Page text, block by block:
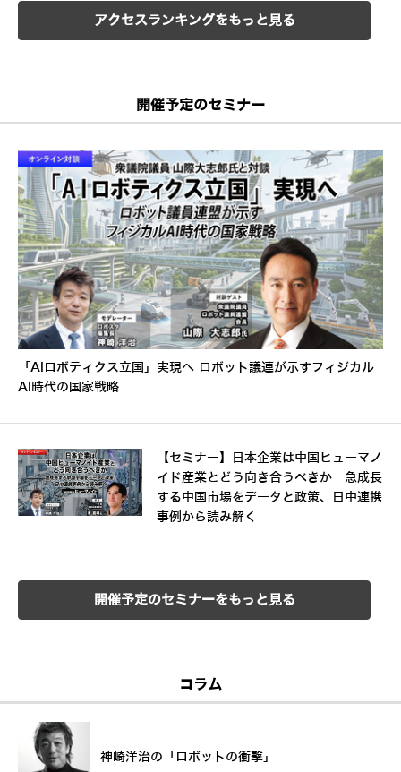
アクセスランキングをもっと見る
開催予定のセミナー
「AIロボティクス立国」実現へ ロボット議連が示すフィジカル
AI時代の国家戦略
【セミナー】日本企業は中国ヒューマノ
イド産業とどう向き合うべきか 急成長
する中国市場をデータと政策、日中連携
事例から読み解く
開催予定のセミナーをもっと見る
コラム
神崎洋治の「ロボットの衝撃」